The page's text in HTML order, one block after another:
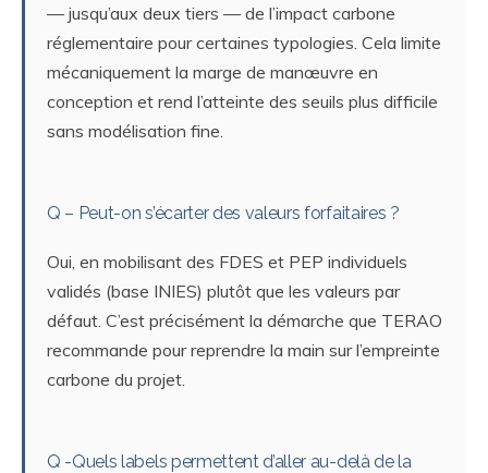
— jusqu’aux deux tiers — de l’impact carbone
réglementaire pour certaines typologies. Cela limite
mécaniquement la marge de manœuvre en
conception et rend l’atteinte des seuils plus difficile
sans modélisation fine.
Q – Peut-on s’écarter des valeurs forfaitaires ?
Oui, en mobilisant des FDES et PEP individuels
validés (base INIES) plutôt que les valeurs par
défaut. C’est précisément la démarche que TERAO
recommande pour reprendre la main sur l’empreinte
carbone du projet.
Q -Quels labels permettent d’aller au-delà de la